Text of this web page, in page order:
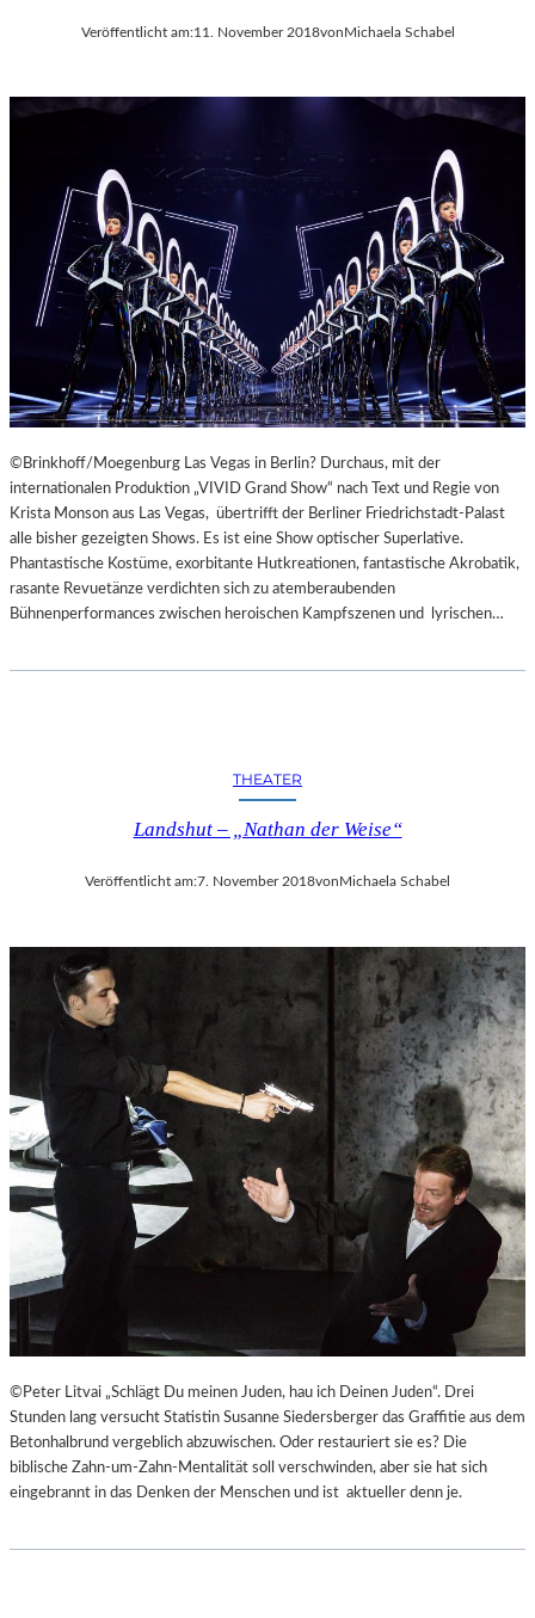
Veröffentlicht am:11. November 2018von Michaela Schabel
©Brinkhoff/Moegenburg Las Vegas in Berlin? Durchaus, mit der
internationalen Produktion „VIVID Grand Show“ nach Text und Regie von
Krista Monson aus Las Vegas, übertrifft der Berliner Friedrichstadt-Palast
alle bisher gezeigten Shows. Es ist eine Show optischer Superlative.
Phantastische Kostüme, exorbitante Hutkreationen, fantastische Akrobatik,
rasante Revuetänze verdichten sich zu atemberaubenden
Bühnenperformances zwischen heroischen Kampfszenen und lyrischen…
THEATER
Landshut – „Nathan der Weise“
Veröffentlicht am:7. November 2018von Michaela Schabel
©Peter Litvai „Schlägt Du meinen Juden, hau ich Deinen Juden“. Drei
Stunden lang versucht Statistin Susanne Siedersberger das Graffitie aus dem
Betonhalbrund vergeblich abzuwischen. Oder restauriert sie es? Die
biblische Zahn-um-Zahn-Mentalität soll verschwinden, aber sie hat sich
eingebrannt in das Denken der Menschen und ist aktueller denn je.